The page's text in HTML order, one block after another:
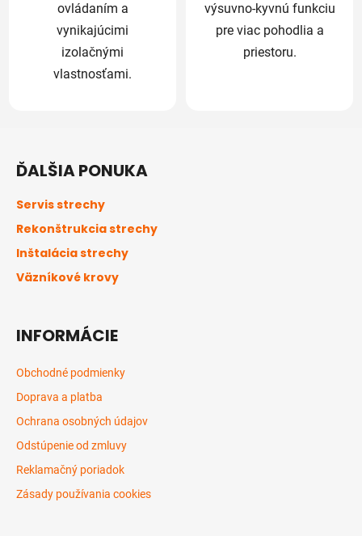
ovládaním a
vynikajúcimi
izolačnými
vlastnosťami.
výsuvno-kyvnú funkciu
pre viac pohodlia a
priestoru.
ĎALŠIA PONUKA
Servis strechy
Rekonštrukcia strechy
Inštalácia strechy
Väzníkové krovy
INFORMÁCIE
Obchodné podmienky
Doprava a platba
Ochrana osobných údajov
Odstúpenie od zmluvy
Reklamačný poriadok
Zásady používania cookies